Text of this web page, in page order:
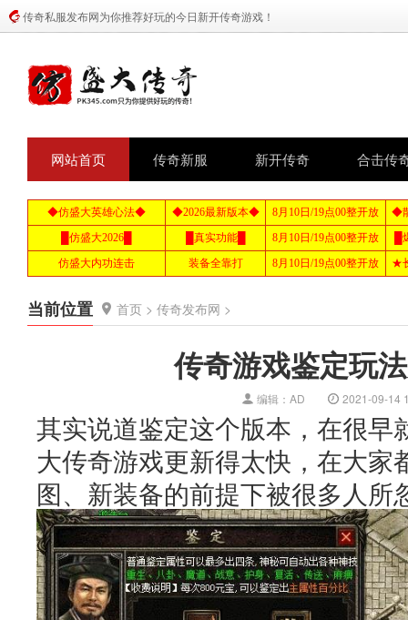
传奇私服发布网为你推荐好玩的今日新开传奇游戏！
网站首页 传奇新服 新开传奇 合击传
当前位置 首页 > 传奇发布网 >
传奇游戏鉴定玩
编辑：AD 2021-09-14
其实说道鉴定这个版本，在很早
大传奇游戏更新得太快，在大家
图、新装备的前提下被很多人所